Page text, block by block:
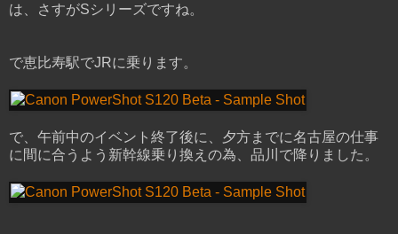
は、さすがSシリーズですね。
で恵比寿駅でJRに乗ります。
で、午前中のイベント終了後に、夕方までに名古屋の仕事
に間に合うよう新幹線乗り換えの為、品川で降りました。